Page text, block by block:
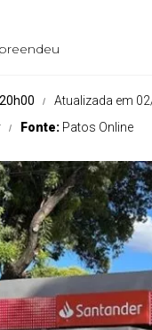
Atualizada em
Fonte: Patos Online